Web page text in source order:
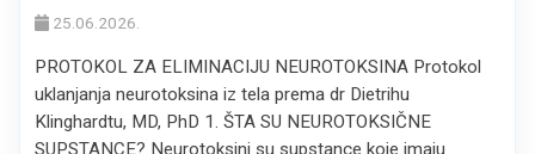
25.06.2026.
PROTOKOL ZA ELIMINACIJU NEUROTOKSINA Protokol
uklanjanja neurotoksina iz tela prema dr Dietrihu
Klinghardtu, MD, PhD 1. ŠTA SU NEUROTOKSIČNE
SUPSTANCE? Neurotoksini su supstance koje imaju